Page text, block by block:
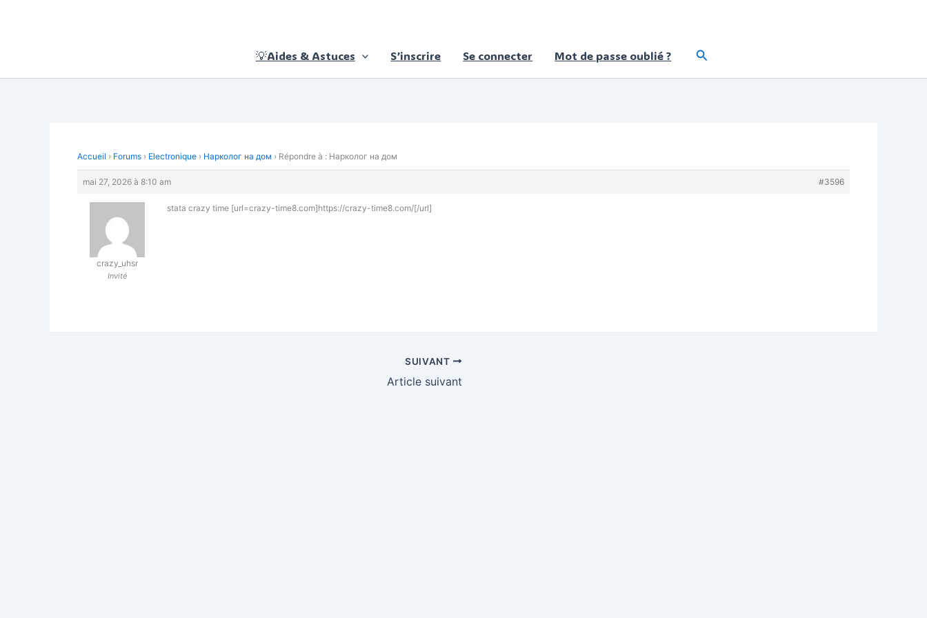
💡Aides & Astuces S’inscrire Se connecter Mot de passe oublié ? Rechercher
Accueil › Forums › Electronique › Нарколог на дом › Répondre à : Нарколог на дом
mai 27, 2026 à 8:10 am #3596
crazy_uhsr
Invité
stata crazy time [url=crazy-time8.com]https://crazy-time8.com/[/url]
SUIVANT
Article suivant